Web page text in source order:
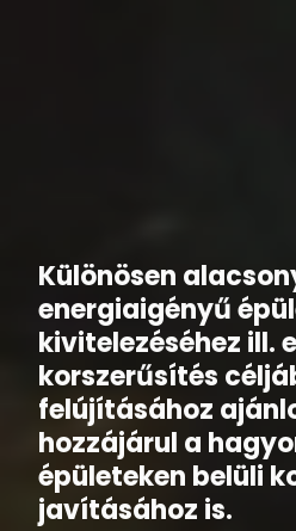
Különösen
energiaigényű
kivitelezéséhez ill.
korszerűsítés
felújításához
hozzájárul a
épületeken belüli
javításához is.